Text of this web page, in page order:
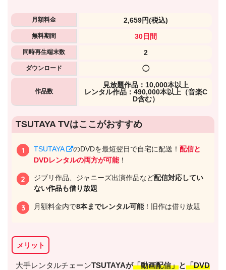
月額料金 2,659円(税込)
無料期間 30日間
同時再生端末数 2
ダウンロード ◯
作品数
⾒放題作品：10,000本以上
レンタル作品：490,000本以上（音楽C
D含む）
TSUTAYA TVはここがおすすめ
TSUTAYA のDVDを最短翌日で自宅に配送！配信と
DVDレンタルの両方が可能！
ジブリ作品、ジャニーズ出演作品など配信対応してい
ない作品も借り放題
月額料金内で8本までレンタル可能！旧作は借り放題
メリット
大手レンタルチェーンTSUTAYAが「動画配信」と「DVD